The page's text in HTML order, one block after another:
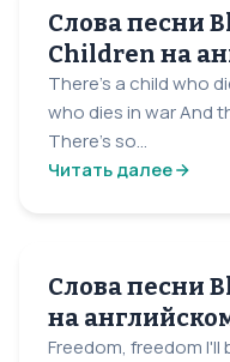
Слова песни
Children на
There's a child who
who dies in war And
There's so...
Читать далее
Слова песни
на
Freedom, freedom I'll